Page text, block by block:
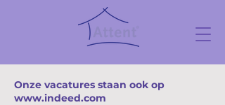
Onze vacatures staan ook op
www.indeed.com